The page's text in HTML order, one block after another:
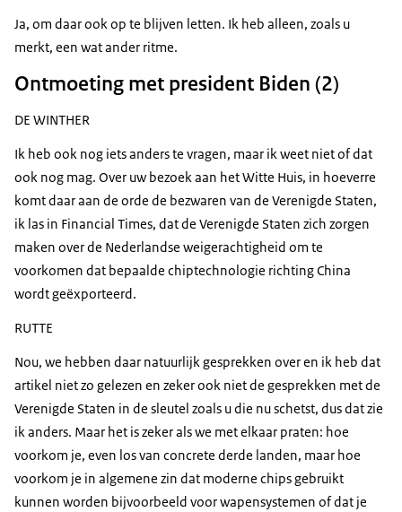
Ja, om daar ook op te blijven letten. Ik heb alleen, zoals u
merkt, een wat ander ritme.
Ontmoeting met president Biden (2)
DE WINTHER
Ik heb ook nog iets anders te vragen, maar ik weet niet of dat
ook nog mag. Over uw bezoek aan het Witte Huis, in hoeverre
komt daar aan de orde de bezwaren van de Verenigde Staten,
ik las in Financial Times, dat de Verenigde Staten zich zorgen
maken over de Nederlandse weigerachtigheid om te
voorkomen dat bepaalde chiptechnologie richting China
wordt geëxporteerd.
RUTTE
Nou, we hebben daar natuurlijk gesprekken over en ik heb dat
artikel niet zo gelezen en zeker ook niet de gesprekken met de
Verenigde Staten in de sleutel zoals u die nu schetst, dus dat zie
ik anders. Maar het is zeker als we met elkaar praten: hoe
voorkom je, even los van concrete derde landen, maar hoe
voorkom je in algemene zin dat moderne chips gebruikt
kunnen worden bijvoorbeeld voor wapensystemen of dat je